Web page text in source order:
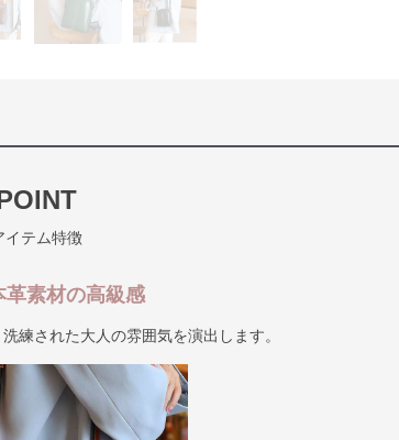
イテム特徴
革素材の高級感
練された大人の雰囲気を演出します。